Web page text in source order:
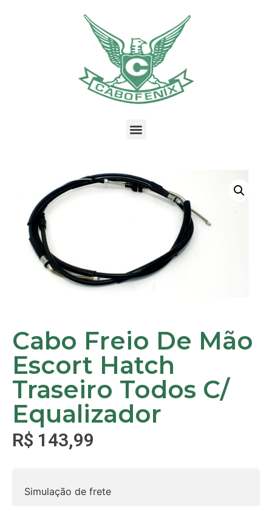
Cabo Freio De Mão
Escort Hatch
Traseiro Todos C/
Equalizador
R$ 143,99
Simulação de frete